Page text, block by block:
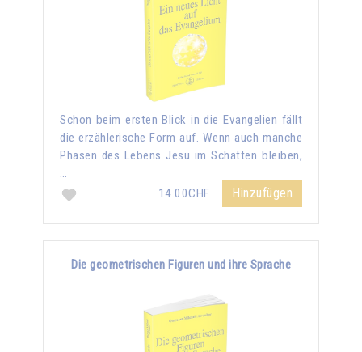
Schon beim ersten Blick in die Evangelien fällt
die erzählerische Form auf. Wenn auch manche
Phasen des Lebens Jesu im Schatten bleiben,
…
14.00CHF
Hinzufügen
Die geometrischen Figuren und ihre Sprache